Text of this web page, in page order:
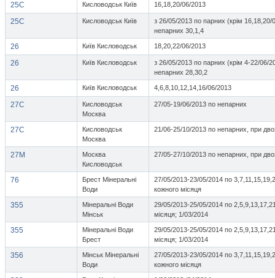
25С Кисловодськ Київ 16,18,20/06/2013
25С Кисловодськ Київ
з 26/05/2013 по парних (крім
непарних 30,1,4
26 Київ Кисловодськ 18,20,22/06/2013
26 Київ Кисловодськ
з 26/05/2013 по парних (крім 4-22/06/
непарних 28,30,2
26 Київ Кисловодськ 4,6,8,10,12,14,16/06/2013
27С
Кисловодськ
Москва
27/05-19/06/2013 по непарних
27С
Кисловодськ
Москва
21/06-25/10/2013 по непарних, при
27М
Москва
Кисловодськ
27/05-27/10/2013 по непарних, при
76
Брест Мінеральні
Води
27/05/2013-23/05/2014 по
кожного місяця
355
Мінеральні Води
Мінськ
29/05/2013-25/05/2014 по
місяця; 1/03/2014
355
Мінеральні Води
Брест
29/05/2013-25/05/2014 по
місяця; 1/03/2014
356
Мінськ Мінеральні
Води
27/05/2013-23/05/2014 по
кожного місяця